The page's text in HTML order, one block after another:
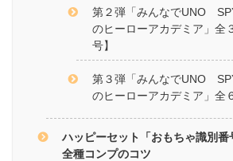
第２弾「みんなでUNO
のヒーローアカデミア」全
号】
第３弾「みんなでUNO
のヒーローアカデミア」全
ハッピーセット「おもちゃ識別番
全種コンプのコツ